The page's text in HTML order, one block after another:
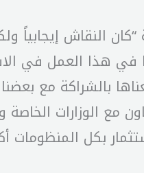
“كان النقاش
في هذا العمل في
بالشراكة مع
مع الوزارات
بكل